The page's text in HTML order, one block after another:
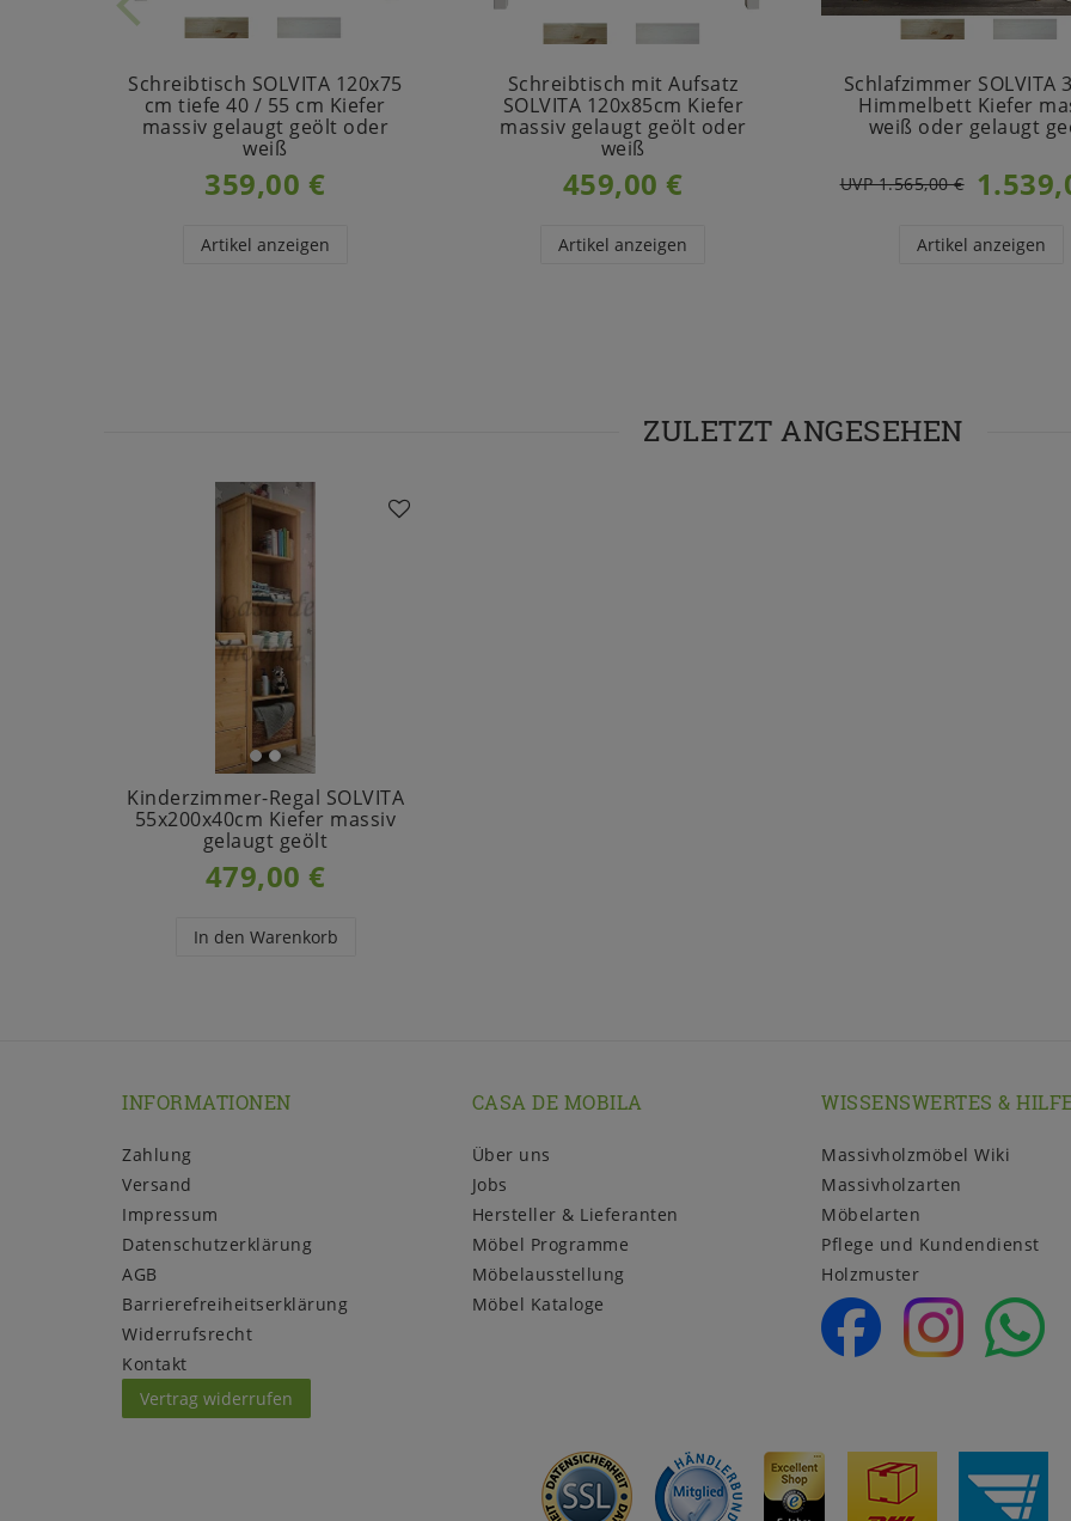
Schreibtisch SOLVITA 120x75
cm tiefe 40 / 55 cm Kiefer
massiv gelaugt geölt oder
weiß
359,00 €
Artikel anzeigen
Schreibtisch mit Aufsatz
SOLVITA 120x85cm Kiefer
massiv gelaugt geölt oder
weiß
459,00 €
Artikel anzeigen
Schlafzimmer SOLVITA
Himmelbett Kiefer
weiß oder gelaugt
UVP 1.565,00 €
Artikel anzeigen
ZULETZT ANGESEHEN
Kinderzimmer-Regal SOLVITA
55x200x40cm Kiefer massiv
gelaugt geölt
479,00 €
In den Warenkorb
INFORMATIONEN
Zahlung
Versand
Impressum
Daten­schutz­erklärung
AGB
Barrierefreiheitserklärung
Widerrufs­recht
Kontakt
Vertrag widerrufen
CASA DE MOBILA
Über uns
Jobs
Hersteller & Lieferanten
Möbel Programme
Möbelausstellung
Möbel Kataloge
WISSENSWERTES &
Massivholzmöbel Wiki
Massivholzarten
Möbelarten
Pflege und Kundendienst
Holzmuster